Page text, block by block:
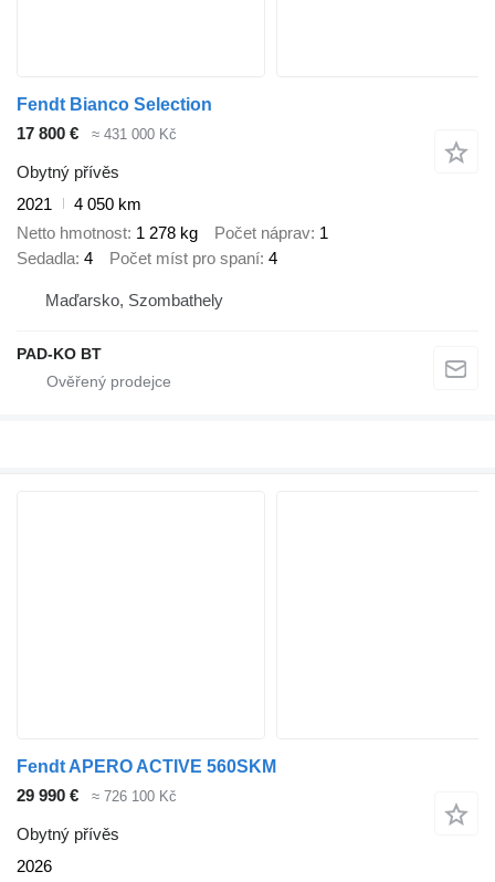
Fendt Bianco Selection
17 800 €
≈ 431 000 Kč
Obytný přívěs
2021
4 050 km
Netto hmotnost 1 278 kg Počet náprav 1
Sedadla 4 Počet míst pro spaní 4
Maďarsko, Szombathely
PAD-KO BT
Fendt APERO ACTIVE 560SKM
29 990 €
≈ 726 100 Kč
Obytný přívěs
2026